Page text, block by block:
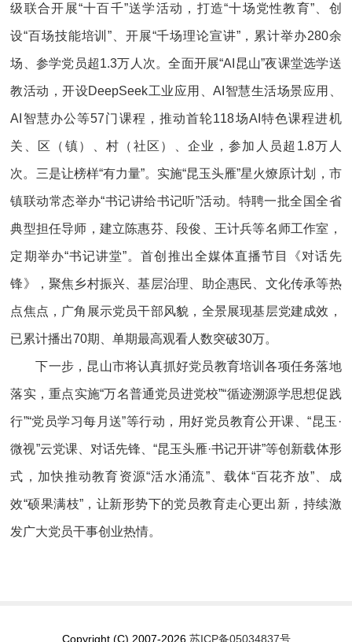
级联合开展“十百千”送学活动，打造“十场党性教育”、创
设“百场技能培训”、开展“千场理论宣讲”，累计举办280余
场、参学党员超1.3万人次。全面开展“AI昆山”夜课堂选学送
教活动，开设DeepSeek工业应用、AI智慧生活场景应用、
AI智慧办公等57门课程，推动首轮118场AI特色课程进机
关、区（镇）、村（社区）、企业，参加人员超1.8万人
次。三是让榜样“有力量”。实施“昆玉头雁”星火燎原计划，市
镇联动常态举办“书记讲给书记听”活动。特聘一批全国全省
典型担任导师，建立陈惠芬、段俊、王计兵等名师工作室，
定期举办“书记讲堂”。首创推出全媒体直播节目《对话先
锋》，聚焦乡村振兴、基层治理、助企惠民、文化传承等热
点焦点，广角展示党员干部风貌，全景展现基层党建成效，
已累计播出70期、单期最高观看人数突破30万。
下一步，昆山市将认真抓好党员教育培训各项任务落地
落实，重点实施“万名普通党员进党校”“循迹溯源学思想促践
行”“党员学习每月送”等行动，用好党员教育公开课、“昆玉·
微视”云党课、对话先锋、“昆玉头雁·书记开讲”等创新载体形
式，加快推动教育资源“活水涌流”、载体“百花齐放”、成
效“硕果满枝”，让新形势下的党员教育走心更出新，持续激
发广大党员干事创业热情。
Copyright (C) 2007-2026 苏ICP备05034837号